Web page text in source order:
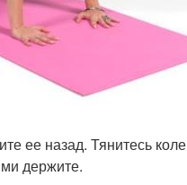
ее назад. Тянитесь
держите.